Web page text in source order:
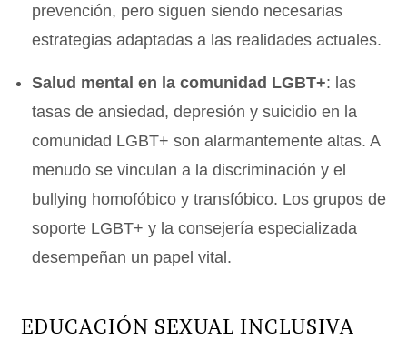
prevención, pero siguen siendo necesarias
estrategias adaptadas a las realidades actuales.
Salud mental en la comunidad LGBT+: las
tasas de ansiedad, depresión y suicidio en la
comunidad LGBT+ son alarmantemente altas. A
menudo se vinculan a la discriminación y el
bullying homofóbico y transfóbico. Los grupos de
soporte LGBT+ y la consejería especializada
desempeñan un papel vital.
EDUCACIÓN SEXUAL INCLUSIVA